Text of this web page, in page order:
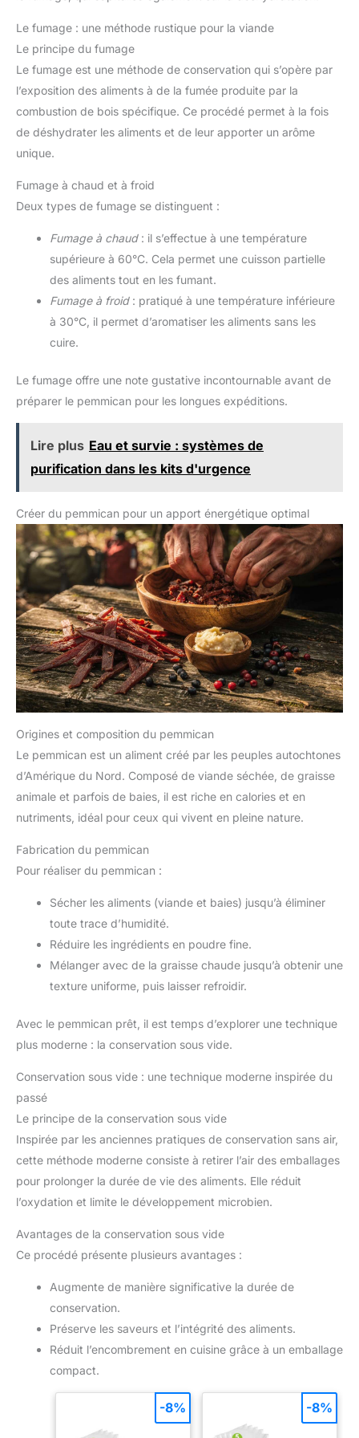
températures élevées.
L'intérieur en métal lisse et
plat est facile à nettoyer,
tandis que les plateaux
pour un entretien sans
équipé d'une grande
fenêtre visible et d'une
lumière LED antidéflagrante
moteur à roulement à noyau
solide assure que le
ventilateur fonctionne en
déranger votre famille
La surface et le couvercle
ou peuvent être facilement
nettoyés à la main. 【Facile
à ranger】Le déshydrateur
antidérapants et d’un
espace de rangement pour
le cordon d’alimentation. Sa
contrôle confortable de la température et du temps de
la fin du programme. SÉCURITÉ ET GRAND CONFORT
contre la surchauffe ainsi que les pieds antidérapants
garantissent une utilisation sûre et fiable au quotidien.
Le fumage : une méthode rustique pour la viande
Le principe du fumage
Le fumage est une méthode de conservation qui s’opère par
l’exposition des aliments à de la fumée produite par la
combustion de bois spécifique. Ce procédé permet à la fois
de déshydrater les aliments et de leur apporter un arôme
unique.
Fumage à chaud et à froid
Deux types de fumage se distinguent :
Fumage à chaud: il s’effectue à une température
supérieure à 60°C. Cela permet une cuisson partielle
des aliments tout en les fumant.
Fumage à froid: pratiqué à une température inférieure
à 30°C, il permet d’aromatiser les aliments sans les
cuire.
Le fumage offre une note gustative incontournable avant de
préparer le pemmican pour les longues expéditions.
Lire plus Eau et survie : systèmes de
purification dans les kits d'urgence
Créer du pemmican pour un apport énergétique optimal
Origines et composition du pemmican
Le pemmican est un aliment créé par les peuples autochtones
d’Amérique du Nord. Composé de viande séchée, de graisse
animale et parfois de baies, il est riche en calories et en
nutriments, idéal pour ceux qui vivent en pleine nature.
Fabrication du pemmican
Pour réaliser du pemmican :
Sécher les aliments (viande et baies) jusqu’à éliminer
toute trace d’humidité.
Réduire les ingrédients en poudre fine.
Mélanger avec de la graisse chaude jusqu’à obtenir une
texture uniforme, puis laisser refroidir.
Avec le pemmican prêt, il est temps d’explorer une technique
plus moderne : la conservation sous vide.
Conservation sous vide : une technique moderne inspirée du
passé
Le principe de la conservation sous vide
Inspirée par les anciennes pratiques de conservation sans air,
cette méthode moderne consiste à retirer l’air des emballages
pour prolonger la durée de vie des aliments. Elle réduit
l’oxydation et limite le développement microbien.
Avantages de la conservation sous vide
Ce procédé présente plusieurs avantages :
Augmente de manière significative la durée de
conservation.
Préserve les saveurs et l’intégrité des aliments.
Réduit l’encombrement en cuisine grâce à un emballage
compact.
-8% -8%